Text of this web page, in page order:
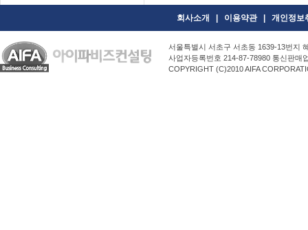
회사소개 | 이용약관| 개인정보
서울특별시 서초구 서초동 1639-13번지
사업자등록번호 214-87-78980 통신판
COPYRIGHT (C)2010 AIFA